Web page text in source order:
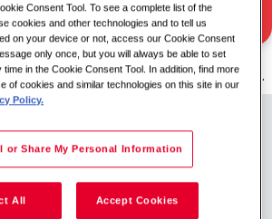
Αναζήτηση
διαφορετικό συνδυασμό λέξης-
διευρύνετε τα κριτήρια αναζήτησής σας.
για
εργασίας
Εγγραφείτε και θα σας
διαθέσιμες θέσεις εργασίας.
Consent Tool. To see a complete list of the
cookies and other technologies and to tell us
on your device or not, access our Cookie Consent
only once, but you will always be able to set
in the Cookie Consent Tool. In addition, find more
of cookies and similar technologies on this site in our
Policy.
or Share My Personal Information
All Accept Cookies